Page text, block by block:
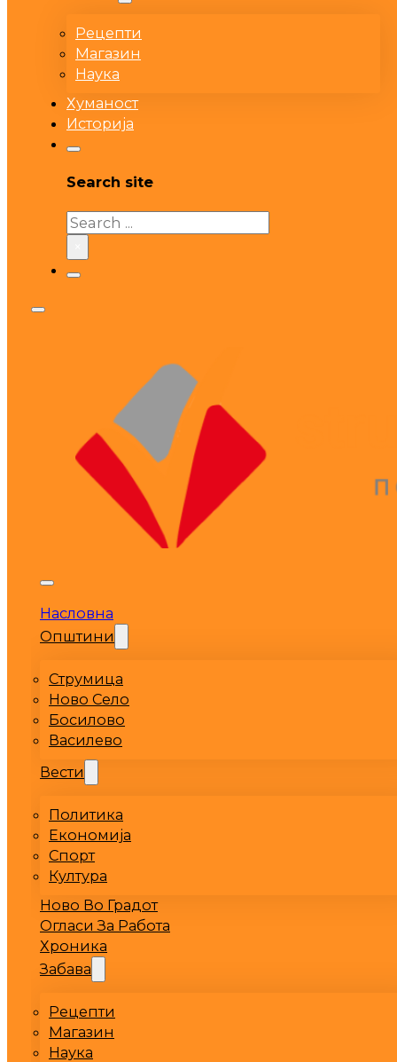
Рецепти
Магазин
Наука
Хуманост
Историја
Search site
Search
Насловна
Општини
Струмица
Ново Село
Босилово
Василево
Вести
Политика
Економија
Спорт
Култура
Ново Во Градот
Огласи За Работа
Хроника
Забава
Рецепти
Магазин
Наука